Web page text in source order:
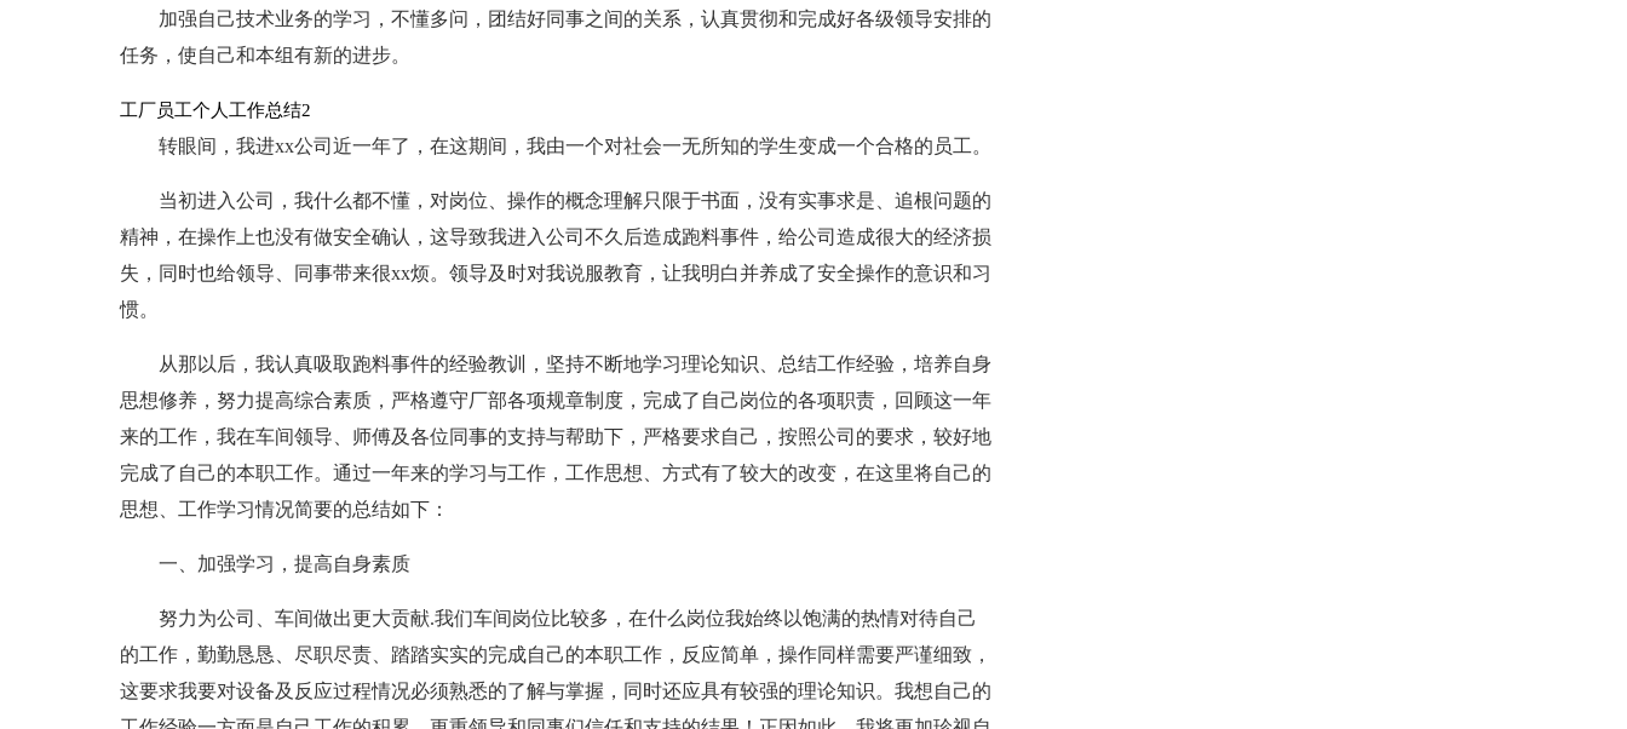
加强自己技术业务的学习，不懂多问，团结好同事之间的关系，认真贯彻和完成好各级领导安排的
任务，使自己和本组有新的进步。
工厂员工个人工作总结2
转眼间，我进xx公司近一年了，在这期间，我由一个对社会一无所知的学生变成一个合格的员工。
当初进入公司，我什么都不懂，对岗位、操作的概念理解只限于书面，没有实事求是、追根问题的
精神，在操作上也没有做安全确认，这导致我进入公司不久后造成跑料事件，给公司造成很大的经济损
失，同时也给领导、同事带来很xx烦。领导及时对我说服教育，让我明白并养成了安全操作的意识和习
惯。
从那以后，我认真吸取跑料事件的经验教训，坚持不断地学习理论知识、总结工作经验，培养自身
思想修养，努力提高综合素质，严格遵守厂部各项规章制度，完成了自己岗位的各项职责，回顾这一年
来的工作，我在车间领导、师傅及各位同事的支持与帮助下，严格要求自己，按照公司的要求，较好地
完成了自己的本职工作。通过一年来的学习与工作，工作思想、方式有了较大的改变，在这里将自己的
思想、工作学习情况简要的总结如下：
一、加强学习，提高自身素质
努力为公司、车间做出更大贡献.我们车间岗位比较多，在什么岗位我始终以饱满的热情对待自己
的工作，勤勤恳恳、尽职尽责、踏踏实实的完成自己的本职工作，反应简单，操作同样需要严谨细致，
这要求我要对设备及反应过程情况必须熟悉的了解与掌握，同时还应具有较强的理论知识。我想自己的